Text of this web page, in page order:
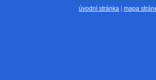
úvodní stránka | mapa